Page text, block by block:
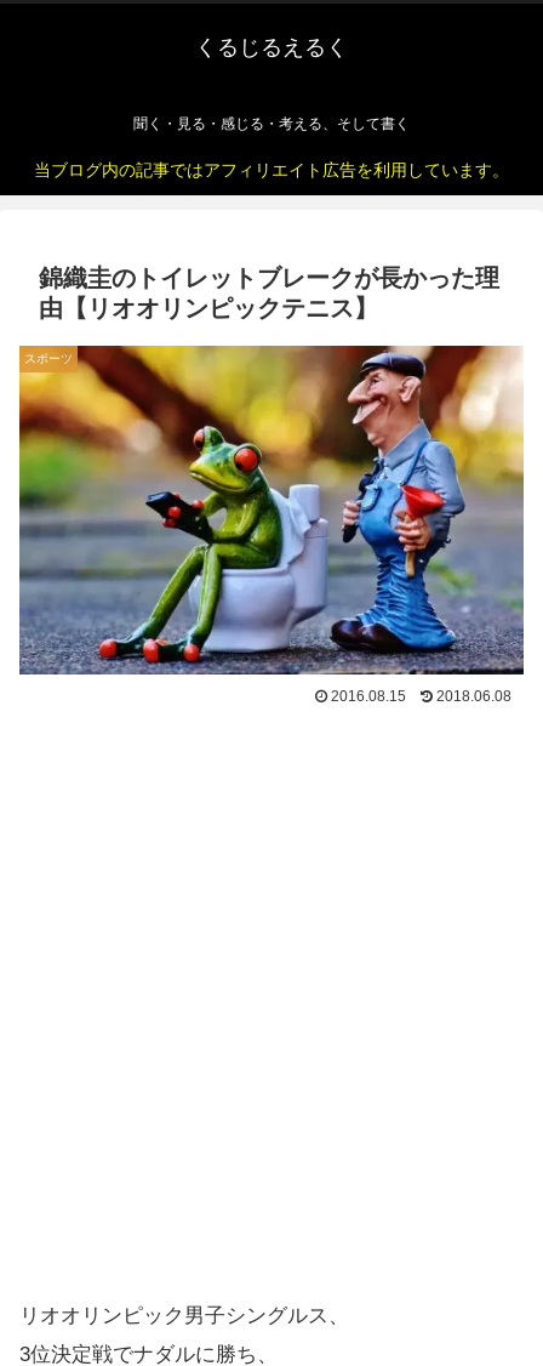
くるじるえるく
聞く・見る・感じる・考える、そして書く
当ブログ内の記事ではアフィリエイト広告を利用しています。
錦織圭のトイレットブレークが長かった理
由【リオオリンピックテニス】
スポーツ
2016.08.15 2018.06.08
リオオリンピック男子シングルス、
3位決定戦でナダルに勝ち、